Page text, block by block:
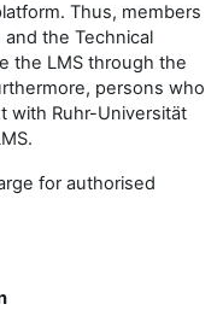
Thus, members
the Technical
the LMS through the
persons who
with Ruhr-Universität
for authorised